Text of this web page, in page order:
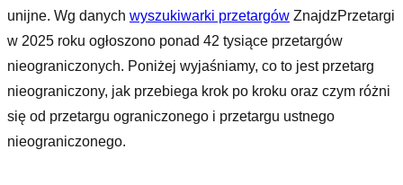
unijne. Wg danych wyszukiwarki przetargów ZnajdzPrzetargi
w 2025 roku ogłoszono ponad 42 tysiące przetargów
nieograniczonych. Poniżej wyjaśniamy, co to jest przetarg
nieograniczony, jak przebiega krok po kroku oraz czym różni
się od przetargu ograniczonego i przetargu ustnego
nieograniczonego.